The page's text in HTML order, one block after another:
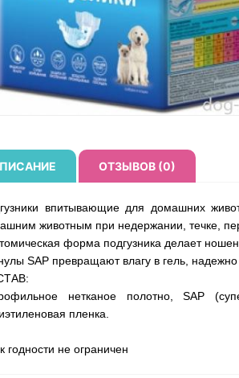
ОТЗЫВОВ (0)
впитывающие для домашних
животным при недержании, течке,
форма подгузника делает
SAP превращают влагу в гель, надежно
нетканое полотно, SAP
пленка.
годности не ограничен